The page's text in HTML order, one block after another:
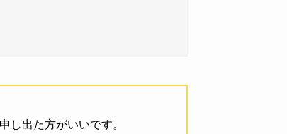
し出た方がいいです。